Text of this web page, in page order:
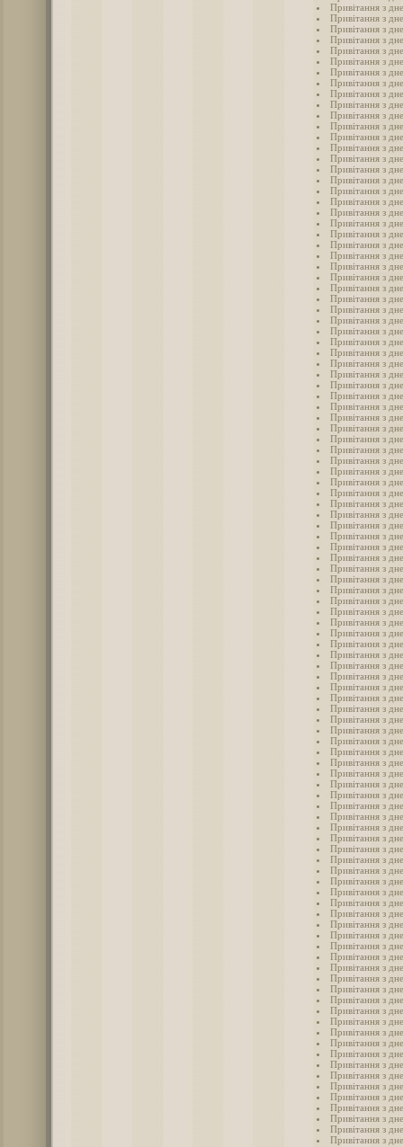
Привітання з
Привітання з
Привітання з
Привітання з
Привітання з
Привітання з
Привітання з
Привітання з
Привітання з
Привітання з
Привітання з
Привітання з
Привітання з
Привітання з
Привітання з
Привітання з
Привітання з
Привітання з
Привітання з
Привітання з
Привітання з
Привітання з
Привітання з
Привітання з
Привітання з
Привітання з
Привітання з
Привітання з
Привітання з
Привітання з
Привітання з
Привітання з
Привітання з
Привітання з
Привітання з
Привітання з
Привітання з
Привітання з
Привітання з
Привітання з
Привітання з
Привітання з
Привітання з
Привітання з
Привітання з
Привітання з
Привітання з
Привітання з
Привітання з
Привітання з
Привітання з
Привітання з
Привітання з
Привітання з
Привітання з
Привітання з
Привітання з
Привітання з
Привітання з
Привітання з
Привітання з
Привітання з
Привітання з
Привітання з
Привітання з
Привітання з
Привітання з
Привітання з
Привітання з
Привітання з
Привітання з
Привітання з
Привітання з
Привітання з
Привітання з
Привітання з
Привітання з
Привітання з
Привітання з
Привітання з
Привітання з
Привітання з
Привітання з
Привітання з
Привітання з
Привітання з
Привітання з
Привітання з
Привітання з
Привітання з
Привітання з
Привітання з
Привітання з
Привітання з
Привітання з
Привітання з
Привітання з
Привітання з
Привітання з
Привітання з
Привітання з
Привітання з
Привітання з
Привітання з
Привітання з
Привітання з